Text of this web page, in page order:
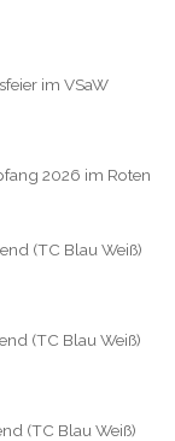
im VSaW
2026 im Roten
Blau Weiß)
Blau Weiß)
Blau Weiß)